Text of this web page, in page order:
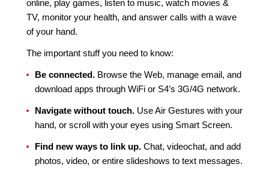
online, play games, listen to music, watch movies &
TV, monitor your health, and answer calls with a wave
of your hand.
The important stuff you need to know:
Be connected. Browse the Web, manage email, and
download apps through WiFi or S4’s 3G/4G network.
Navigate without touch. Use Air Gestures with your
hand, or scroll with your eyes using Smart Screen.
Find new ways to link up. Chat, videochat, and add
photos, video, or entire slideshows to text messages.